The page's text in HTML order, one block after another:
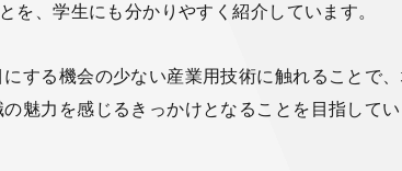
を、学生にも分かりやすく紹介しています。
する機会の少ない産業用技術に触れることで
魅力を感じるきっかけとなることを目指してい